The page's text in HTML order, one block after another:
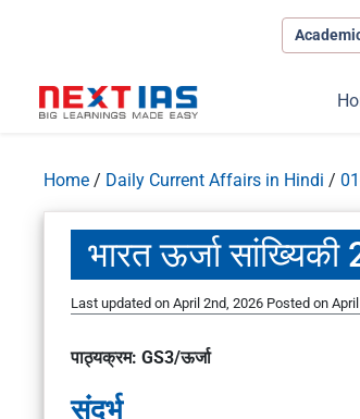
Home / Daily Current Affairs in Hindi /
भारत ऊर्जा
Last updated on April 2nd, 2026 Posted on
पाठ्यक्रम: GS3/ऊर्जा
संदर्भ